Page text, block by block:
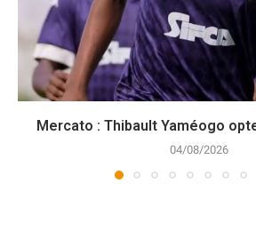
Mercato : Thibault Yaméogo
04/08/2026